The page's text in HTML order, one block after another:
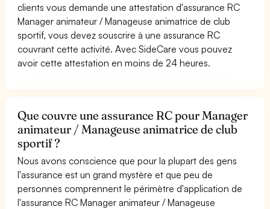
clients vous demande une attestation d'assurance RC
Manager animateur / Manageuse animatrice de club
sportif, vous devez souscrire à une assurance RC
couvrant cette activité. Avec SideCare vous pouvez
avoir cette attestation en moins de 24 heures.
Que couvre une assurance RC pour Manager
animateur / Manageuse animatrice de club
sportif ?
Nous avons conscience que pour la plupart des gens
l'assurance est un grand mystère et que peu de
personnes comprennent le périmètre d'application de
l'assurance RC Manager animateur / Manageuse